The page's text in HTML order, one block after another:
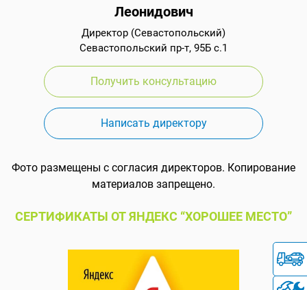
Леонидович
Директор (Севастопольский)
Севастопольский пр-т, 95Б с.1
Получить консультацию
Написать директору
Фото размещены с согласия директоров. Копирование
материалов запрещено.
СЕРТИФИКАТЫ ОТ ЯНДЕКС “ХОРОШЕЕ МЕСТО”